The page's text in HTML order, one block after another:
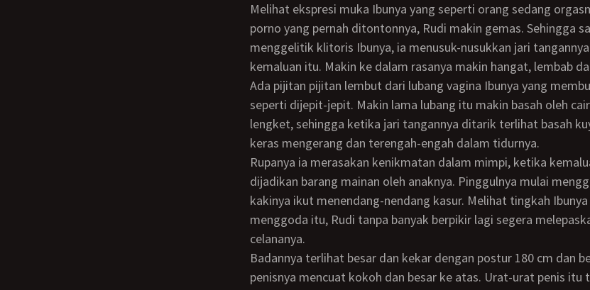
Melihat ekspresi muka Ibunya yang seperti orang sedang orgasme dalam film-film
porno yang pernah ditontonnya, Rudi makin gemas. Sehingga
menggelitik klitoris Ibunya, ia menusuk-nusukkan jari
kemaluan itu. Makin ke dalam rasanya makin hangat, lembab
Ada pijitan pijitan lembut dari lubang vagina Ibunya yang membuat jari tangannya
seperti dijepit-jepit. Makin lama lubang itu makin basah oleh
lengket, sehingga ketika jari tangannya ditarik terlihat basah
keras mengerang dan terengah-engah dalam tidurnya.
Rupanya ia merasakan kenikmatan dalam mimpi, ketika kemaluan dan payudaranya
dijadikan barang mainan oleh anaknya. Pinggulnya mulai
kakinya ikut menendang-nendang kasur. Melihat tingkah
menggoda itu, Rudi tanpa banyak berpikir lagi segera
celananya.
Badannya terlihat besar dan kekar dengan postur 180 cm dan berat 75 kg serta
penisnya mencuat kokoh dan besar ke atas. Urat-urat penis itu